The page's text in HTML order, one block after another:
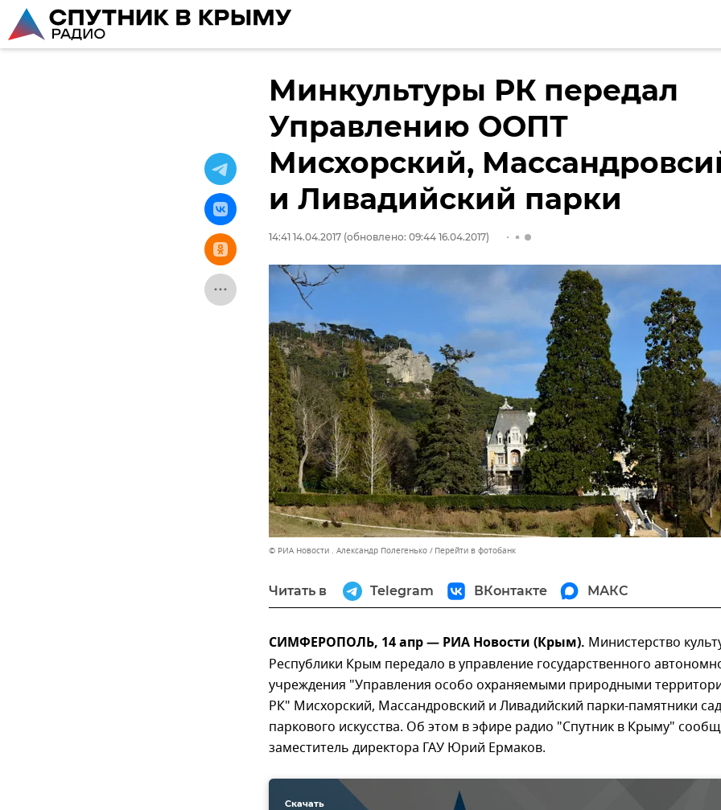
Минкультуры РК передал
Управлению ООПТ
Мисхорский,
и Ливадийский парки
14:41 14.04.2017 (обновлено: 09:44 16.04.2017)
© РИА Новости . Александр Полегенько Перейти в фотобанк
Читать в Telegram ВКонтакте МАКС
СИМФЕРОПОЛЬ, 14 апр — РИА Новости (Крым). Министерство
Республики Крым передало в управление государственного
учреждения "Управления особо охраняемыми природными
РК" Мисхорский, Массандровский и Ливадийский парки-памятники
паркового искусства. Об этом в эфире радио "Спутник в Крыму"
заместитель директора ГАУ Юрий Ермаков.
Скачать